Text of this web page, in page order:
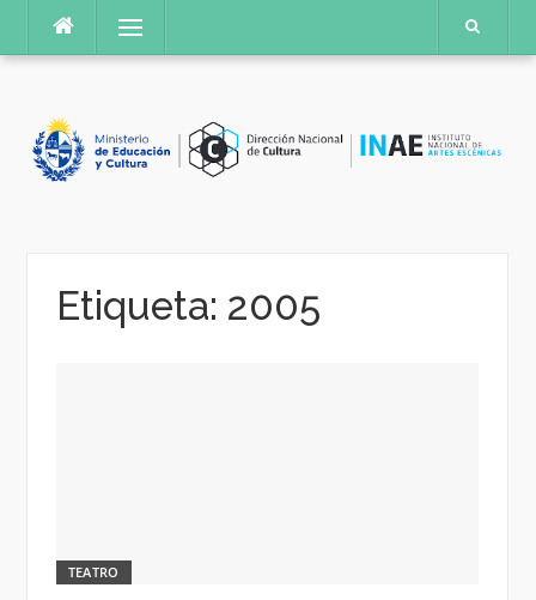
contenido
Menú
Etiqueta: 2005
TEATRO